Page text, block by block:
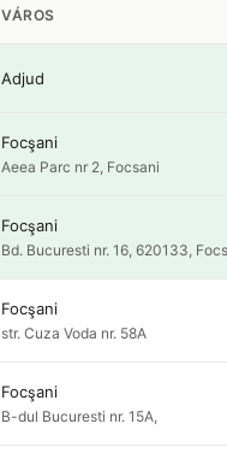
VÁROS
Adjud
Focşani
Aeea Parc nr 2, Focsani
Focşani
Bd. Bucuresti nr. 16, 620133,
Focşani
str. Cuza Voda nr. 58A
Focşani
B-dul Bucuresti nr. 15A,